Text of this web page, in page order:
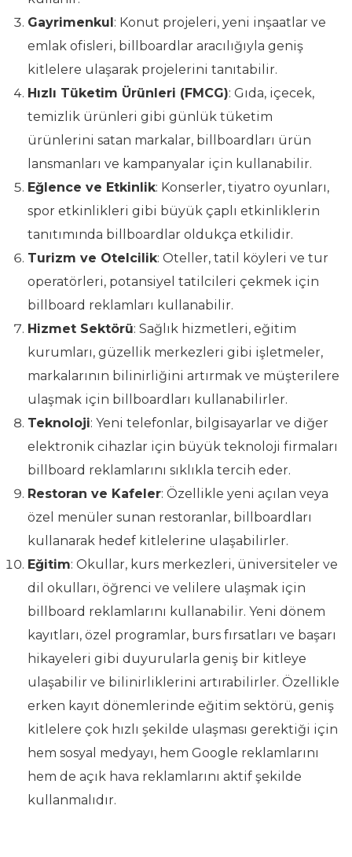
Gayrimenkul: Konut projeleri, yeni inşaatlar ve
emlak ofisleri, billboardlar aracılığıyla geniş
kitlelere ulaşarak projelerini tanıtabilir.
Hızlı Tüketim Ürünleri (FMCG): Gıda, içecek,
temizlik ürünleri gibi günlük tüketim
ürünlerini satan markalar, billboardları ürün
lansmanları ve kampanyalar için kullanabilir.
Eğlence ve Etkinlik: Konserler, tiyatro oyunları,
spor etkinlikleri gibi büyük çaplı etkinliklerin
tanıtımında billboardlar oldukça etkilidir.
Turizm ve Otelcilik: Oteller, tatil köyleri ve tur
operatörleri, potansiyel tatilcileri çekmek için
billboard reklamları kullanabilir.
Hizmet Sektörü: Sağlık hizmetleri, eğitim
kurumları, güzellik merkezleri gibi işletmeler,
markalarının bilinirliğini artırmak ve müşterilere
ulaşmak için billboardları kullanabilirler.
Teknoloji: Yeni telefonlar, bilgisayarlar ve diğer
elektronik cihazlar için büyük teknoloji firmaları
billboard reklamlarını sıklıkla tercih eder.
Restoran ve Kafeler: Özellikle yeni açılan veya
özel menüler sunan restoranlar, billboardları
kullanarak hedef kitlelerine ulaşabilirler.
Eğitim: Okullar, kurs merkezleri, üniversiteler ve
dil okulları, öğrenci ve velilere ulaşmak için
billboard reklamlarını kullanabilir. Yeni dönem
kayıtları, özel programlar, burs fırsatları ve başarı
hikayeleri gibi duyurularla geniş bir kitleye
ulaşabilir ve bilinirliklerini artırabilirler. Özellikle
erken kayıt dönemlerinde eğitim sektörü, geniş
kitlelere çok hızlı şekilde ulaşması gerektiği için
hem sosyal medyayı, hem Google reklamlarını
hem de açık hava reklamlarını aktif şekilde
kullanmalıdır.